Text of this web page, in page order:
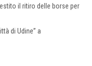
il ritiro delle borse per
di Udine” a